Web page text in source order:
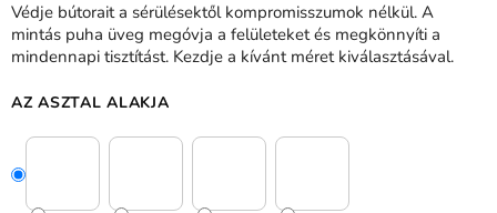
Védje bútorait a sérülésektől kompromisszumok nélkül. A
mintás puha üveg megóvja a felületeket és megkönnyíti a
mindennapi tisztítást. Kezdje a kívánt méret kiválasztásával.
AZ ASZTAL ALAKJA